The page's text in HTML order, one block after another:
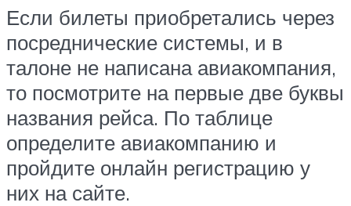
Если билеты приобретались через
посреднические системы, и в
талоне не написана авиакомпания,
то посмотрите на первые две буквы
названия рейса. По таблице
определите авиакомпанию и
пройдите онлайн регистрацию у
них на сайте.